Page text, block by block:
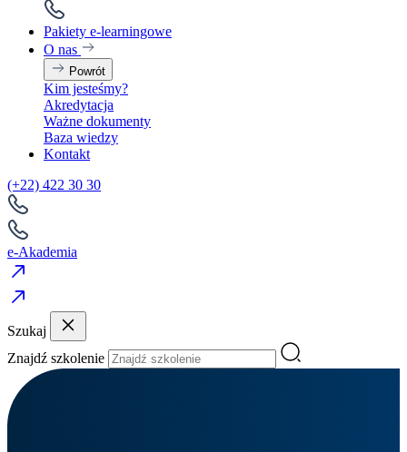
Pakiety e-learningowe
O nas
Powrót
Kim jesteśmy?
Akredytacja
Ważne dokumenty
Baza wiedzy
Kontakt
(+22) 422 30 30
e-Akademia
Szukaj
Znajdź szkolenie